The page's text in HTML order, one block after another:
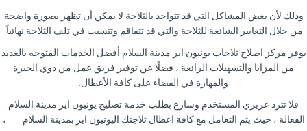
وذلك لأن بعض المشاكل التي قد تتواجد بالثلاجة لا يمكن أن تظهر بصورة واضحة
من خلال التعابير الشائعة للثلاجة والتي قد تتفاقم وتتسبب في تلف الثلاجة نهائياً
يوفر مركز اصلاح ثلاجات يونيون اير مدينة السلام أفضل الخدمات المتوجه بالعديد
من المزايا والتسهيلات الرائعة ، فضلًا عن توفير فريق عمل من ذوي الخبرة
والمهارة في القضاء على كافة الأعطال
فلا تترد عزيزي المستخدم وسارع بطلب خدمة تصليح يونيون اير مدينة السلام
الفعالة ، حيث يتم التعامل مع كافة اعطال ثلاجتك اليونيون اير بمدينة السلام
،